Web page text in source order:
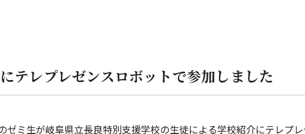
テレプレゼンスロボットで参加しました
ミ生が岐阜県立長良特別支援学校の生徒による学校紹介にテレプ